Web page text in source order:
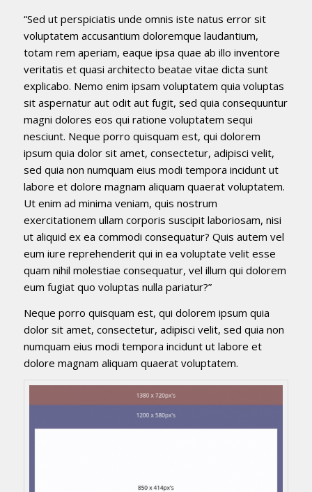
“Sed ut perspiciatis unde omnis iste natus error sit
voluptatem accusantium doloremque laudantium,
totam rem aperiam, eaque ipsa quae ab illo inventore
veritatis et quasi architecto beatae vitae dicta sunt
explicabo. Nemo enim ipsam voluptatem quia voluptas
sit aspernatur aut odit aut fugit, sed quia consequuntur
magni dolores eos qui ratione voluptatem sequi
nesciunt. Neque porro quisquam est, qui dolorem
ipsum quia dolor sit amet, consectetur, adipisci velit,
sed quia non numquam eius modi tempora incidunt ut
labore et dolore magnam aliquam quaerat voluptatem.
Ut enim ad minima veniam, quis nostrum
exercitationem ullam corporis suscipit laboriosam, nisi
ut aliquid ex ea commodi consequatur? Quis autem vel
eum iure reprehenderit qui in ea voluptate velit esse
quam nihil molestiae consequatur, vel illum qui dolorem
eum fugiat quo voluptas nulla pariatur?”
Neque porro quisquam est, qui dolorem ipsum quia
dolor sit amet, consectetur, adipisci velit, sed quia non
numquam eius modi tempora incidunt ut labore et
dolore magnam aliquam quaerat voluptatem.